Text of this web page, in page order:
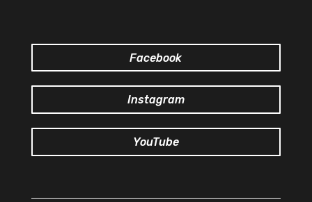
Facebook
Instagram
YouTube